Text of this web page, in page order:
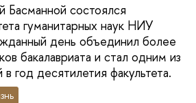
Басманной состоялся
гуманитарных наук НИУ
день объединил более
бакалавриата и стал одним из
год десятилетия факультета.